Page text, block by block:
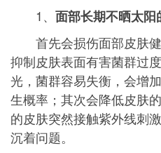
1、 面部长期不晒太阳
首先会损伤面部皮肤健
抑制皮肤表面有害菌群过
光，菌群容易失衡，会增
生概率；其次会降低皮肤
的皮肤突然接触紫外线刺
沉着问题。